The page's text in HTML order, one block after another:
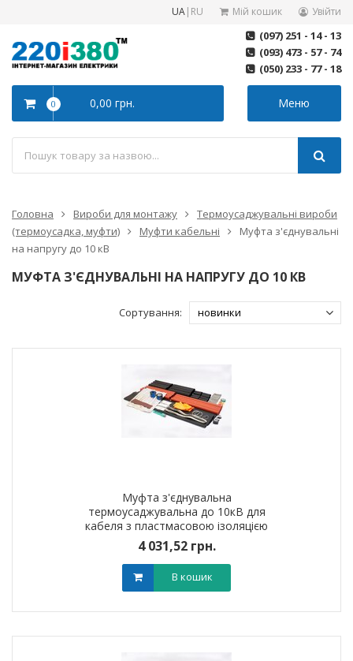
UA| RU Мій кошик Увійти
(097) 251 - 14 - 13
(093) 473 - 57 - 74
(050) 233 - 77 - 18
Меню
0 0,00 грн.
Головна Вироби для монтажу
Термоусаджувальні вироби
(термоусадка, муфти)
Муфти кабельні
Муфта з'єднувальні
на напругу до 10 кВ
МУФТА З'ЄДНУВАЛЬНІ НА НАПРУГУ ДО 10 КВ
Сортування:
Муфта з'єднувальна
термоусаджувальна до 10кВ для
кабеля з пластмасовою iзоляцiєю
4ПСт10 (300-400мм?) без
наконечників
4 031,52 грн.
В кошик